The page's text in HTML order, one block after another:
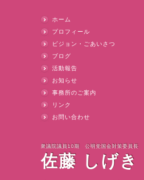
ホーム
プロフィール
ビジョン・ごあいさつ
ブログ
活動報告
お知らせ
事務所のご案内
リンク
お問い合わせ
衆議院議員10期 公明党国会対策委員長
佐藤 しげき